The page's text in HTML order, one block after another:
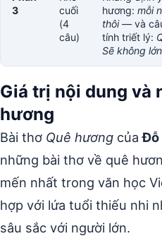
3
cuối
(4
câu)
hương: mỗi
thôi— và
tính triết lý:
Sẽ không
Giá trị nội dung và
hương
Bài thơ Quê hương củaĐỗ
những bài thơ về quê
mến nhất trong văn học
hợp với lứa tuổi thiếu nhi
sâu sắc với người lớn.